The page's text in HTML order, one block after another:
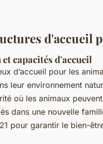
d'accueil
capacités d'accueil
d’accueil pour les
leur environnement
où les animaux
dans une nouvelle
pour garantir le bien-